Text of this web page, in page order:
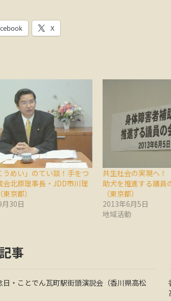
X
うめい」のてい談！手をつ
会北原理事長・JDD市川理
京都）
30日
共生社会の実現へ！
助犬を推進する議員
（東京都）
2013年6月5日
地域活動
事
日・ことでん瓦町駅街頭演説会（香川県高松